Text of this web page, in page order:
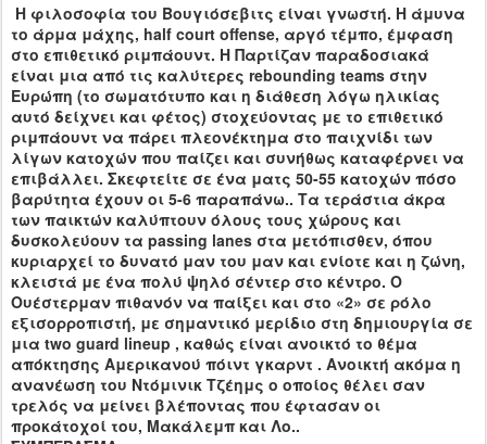
Η φιλοσοφία του Βουγιόσεβιτς είναι γνωστή. Η άμυνα
το άρμα μάχης, half court offense, αργό τέμπο, έμφαση
στο επιθετικό ριμπάουντ. Η Παρτίζαν παραδοσιακά
είναι μια από τις καλύτερες rebounding teams στην
Ευρώπη (το σωματότυπο και η διάθεση λόγω ηλικίας
αυτό δείχνει και φέτος) στοχεύοντας με το επιθετικό
ριμπάουντ να πάρει πλεονέκτημα στο παιχνίδι των
λίγων κατοχών που παίζει και συνήθως καταφέρνει να
επιβάλλει. Σκεφτείτε σε ένα ματς 50-55 κατοχών πόσο
βαρύτητα έχουν οι 5-6 παραπάνω.. Τα τεράστια άκρα
των παικτών καλύπτουν όλους τους χώρους και
δυσκολεύουν τα passing lanes στα μετόπισθεν, όπου
κυριαρχεί το δυνατό μαν του μαν και ενίοτε και η ζώνη,
κλειστά με ένα πολύ ψηλό σέντερ στο κέντρο. Ο
Ουέστερμαν πιθανόν να παίξει και στο «2» σε ρόλο
εξισορροπιστή, με σημαντικό μερίδιο στη δημιουργία σε
μια two guard lineup , καθώς είναι ανοικτό το θέμα
απόκτησης Αμερικανού πόιντ γκαρντ . Ανοικτή ακόμα η
ανανέωση του Ντόμινικ Τζέημς ο οποίος θέλει σαν
τρελός να μείνει βλέποντας που έφτασαν οι
προκάτοχοί του, Μακάλεμπ και Λο..